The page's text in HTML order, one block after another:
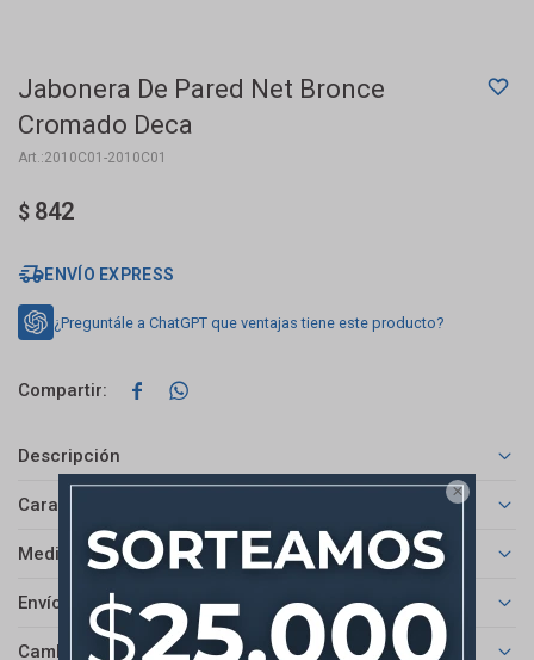

Jabonera De Pared Net Bronce
Cromado Deca
2010C01-2010C01
$ 842
ENVÍO EXPRESS
¿Preguntále a ChatGPT que ventajas tiene este producto?
 
Descripción
Características
Medios de pago
Envíos
Cambios y Devoluciones